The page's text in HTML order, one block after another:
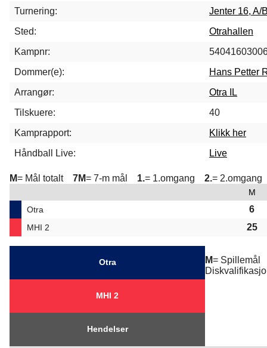
Turnering:
Jenter 16, A/
Sted:
Otrahallen
Kampnr:
Dommer(e):
Hans Petter
Arrangør:
Otra IL
Tilskuere:
40
Kamprapport:
Klikk her
Håndball Live:
Live
M= Mål totalt 7M= 7-m mål 1.= 1.omgang 2.= 2.omgang
M
Otra
6
MHI 2 25
Otra
MHI 2
Hendelser
M=